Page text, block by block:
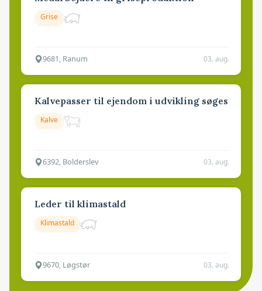
Grise
9681, Ranum 03. aug.
Kalvepasser til ejendom i udvikling søges
Kalve
6392, Bolderslev 03. aug.
Leder til klimastald
Klimastald
9670, Løgstør 03. aug.